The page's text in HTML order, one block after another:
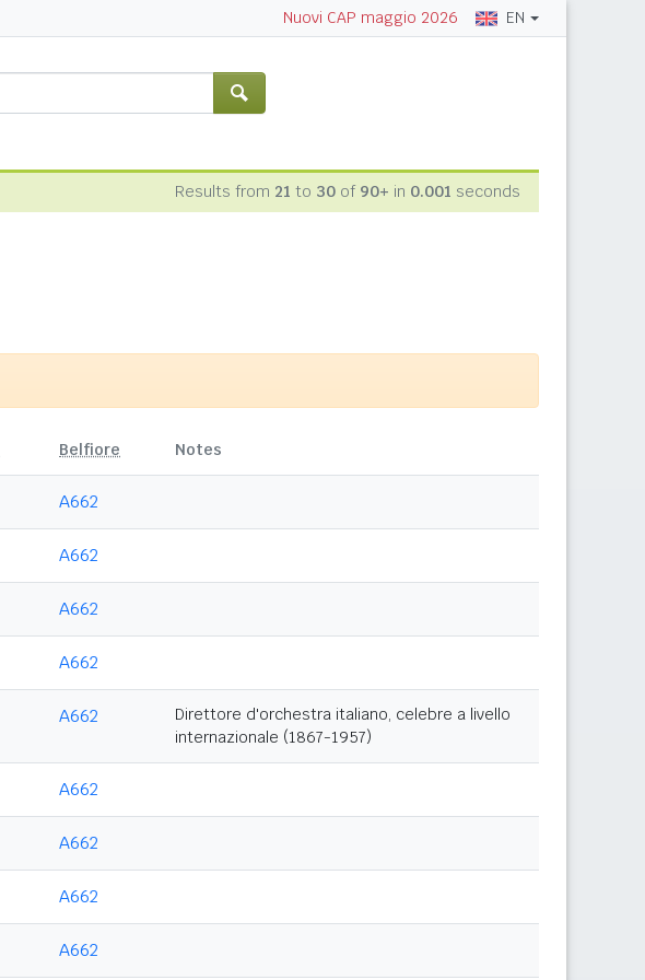
Nuovi CAP maggio 2026 EN
Results from 21 to 30 of 90+ in 0.001 seconds
Belfiore Notes
A662
A662
A662
A662
A662
Direttore d'orchestra italiano, celebre a livello
internazionale (1867-1957)
A662
A662
A662
A662